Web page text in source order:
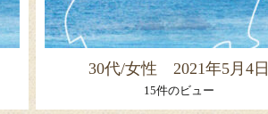
30代/女性 2021年5月4日
15件のビュー